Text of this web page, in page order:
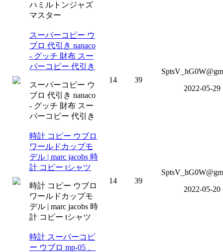
ハミルトンジャズ
マスター
スーパーコピー ウ
ブロ 代引き nanaco
- グッチ 財布 スー
パーコピー 代引き
スーパーコピー ウ
ブロ 代引き nanaco
- グッチ 財布 スー
パーコピー 代引き
14 39
2022-05-29
時計 コピー ウブロ
ワールドカップモ
デル | marc jacobs 時
計 コピー tシャツ
時計 コピー ウブロ
ワールドカップモ
デル | marc jacobs 時
計 コピー tシャツ
14 39
2022-05-20
時計 スーパーコピ
ー ウブロ mp-05 、